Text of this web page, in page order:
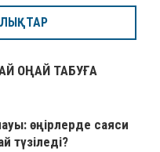
ОҢАЙ ТАБУҒА
өңірлерде саяси
түзіледі?